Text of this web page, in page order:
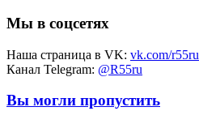
Мы в соцсетях
Наша страница в VK: vk.com/r55ru
Канал Telegram: @R55ru
Вы могли пропустить